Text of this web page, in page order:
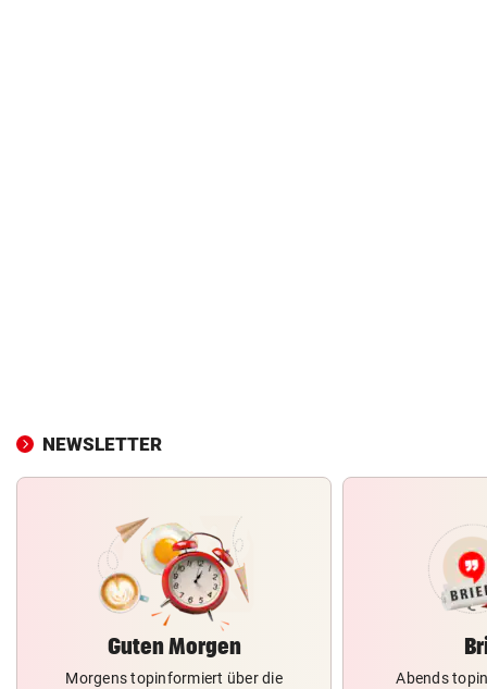
NEWSLETTER
Guten Morgen
Morgens topinformiert über die
Abends